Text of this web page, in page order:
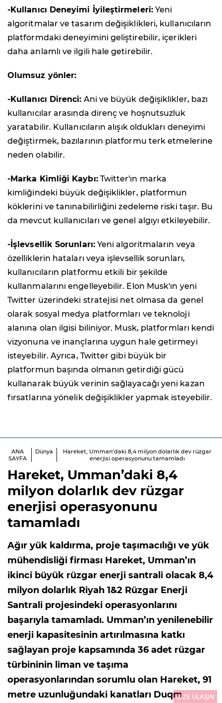
-Kullanıcı Deneyimi İyileştirmeleri:Yeni
algoritmalar ve tasarım değişiklikleri, kullanıcıların
platformdaki deneyimini geliştirebilir, içerikleri
daha anlamlı ve ilgili hale getirebilir.
Olumsuz yönler:
-Kullanıcı Direnci: Ani ve büyük değişiklikler, bazı
kullanıcılar arasında direnç ve hoşnutsuzluk
yaratabilir. Kullanıcıların alışık oldukları deneyimi
değiştirmek, bazılarının platformu terk etmelerine
neden olabilir.
-Marka Kimliği Kaybı:Twitter'ın marka
kimliğindeki büyük değişiklikler, platformun
köklerini ve tanınabilirliğini zedeleme riski taşır. Bu
da mevcut kullanıcıları ve genel algıyı etkileyebilir.
-İşlevsellik Sorunları:Yeni algoritmaların veya
özelliklerin hataları veya işlevsellik sorunları,
kullanıcıların platformu etkili bir şekilde
kullanmalarını engelleyebilir. Elon Musk'ın yeni
Twitter üzerindeki stratejisi net olmasa da genel
olarak sosyal medya platformları ve teknoloji
alanına olan ilgisi biliniyor. Musk, platformları kendi
vizyonuna ve inançlarına uygun hale getirmeyi
isteyebilir. Ayrıca, Twitter gibi büyük bir
platformun başında olmanın getirdiği gücü
kullanarak büyük verinin sağlayacağı yeni kazan
fırsatlarına yönelik değişiklikler yapmak isteyebilir.
ANA
SAYFA
Dünya
Hareket, Umman’daki 8,4 milyon dolarlık dev rüzgar
enerjisi operasyonunu tamamladı
Hareket, Umman’daki 8,4
milyon dolarlık dev rüzgar
enerjisi operasyonunu
tamamladı
Ağır yük kaldırma, proje taşımacılığı ve yük
mühendisliği firması Hareket, Umman’ın
ikinci büyük rüzgar enerji santrali olacak 8,4
milyon dolarlık Riyah 1&2 Rüzgar Enerji
Santrali projesindeki operasyonlarını
başarıyla tamamladı. Umman’ın yenilenebilir
enerji kapasitesinin artırılmasına katkı
sağlayan proje kapsamında 36 adet rüzgar
türbininin liman ve taşıma
operasyonlarından sorumlu olan Hareket, 91
metre uzunluğundaki kanatları DuqmBİZE ULAŞIN